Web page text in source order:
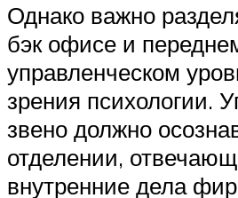
Однако важно
бэк офисе и
управленческом
зрения психологии.
звено должно
отделении,
внутренние дела